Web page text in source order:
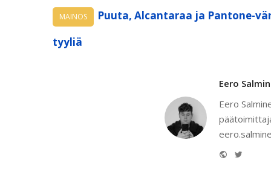
MAINOS
Puuta, Alcantaraa ja Pantone-
tyyliä
Eero
Eero
Website